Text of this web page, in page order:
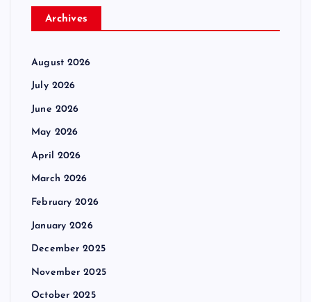
Archives
August 2026
July 2026
June 2026
May 2026
April 2026
March 2026
February 2026
January 2026
December 2025
November 2025
October 2025